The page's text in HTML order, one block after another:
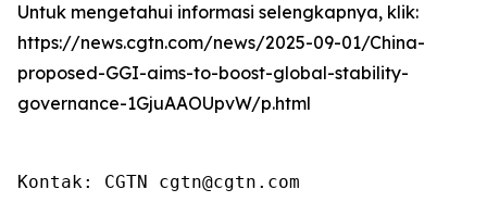
Untuk mengetahui informasi selengkapnya, klik:
https://news.cgtn.com/news/2025-09-01/China-
proposed-GGI-aims-to-boost-global-stability-
governance-1GjuAAOUpvW/p.html
Kontak: CGTN cgtn@cgtn.com